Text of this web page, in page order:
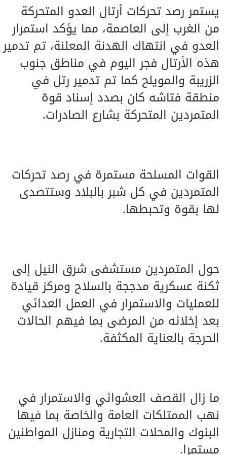
يستمر رصد تحركات أرتال العدو المتحركة
من الغرب إلى العاصمة، مما يؤكد استمرار
العدو في انتهاك الهدنة المعلنة، تم تدمير
هذه الأرتال فجر اليوم في مناطق جنوب
الزريبة والمويلح كما تم تدمير رتل في
منطقة فتاشه كان بصدد إسناد قوة
المتمردين المتحركة بشارع الصادرات.
القوات المسلحة مستمرة في رصد تحركات
المتمردين في كل شبر بالبلاد وستتصدى
لها بقوة وتحبطها.
حول المتمردين مستشفى شرق النيل إلى
ثكنة عسكرية مدججة بالسلاح ومركز قيادة
للعمليات والاستمرار في العمل العدائي
بعد إخلائه من المرضى بما فيهم الحالات
الحرجة بالعناية المكثفة.
ما زال القصف العشوائي والاستمرار في
نهب الممتلكات العامة والخاصة بما فيها
البنوك والمحلات التجارية ومنازل المواطنين
مستمرا.